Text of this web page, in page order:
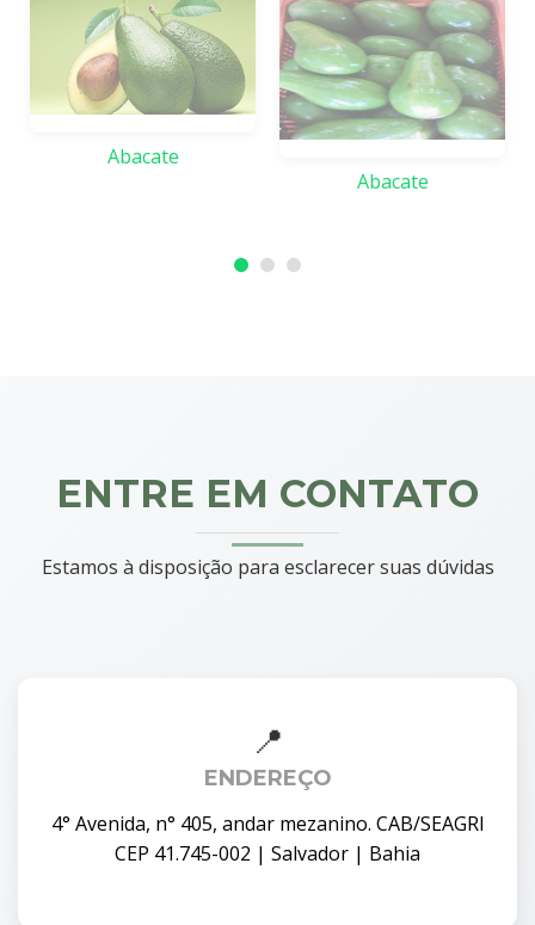
Abacate
Abacate
ENTRE EM CONTATO
Estamos à disposição para esclarecer suas dúvidas
ENDEREÇO
4° Avenida, n° 405, andar mezanino. CAB/SEAGRI
CEP 41.745-002 | Salvador | Bahia